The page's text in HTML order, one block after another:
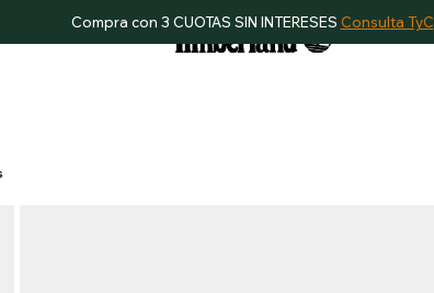
Compra con 3 CUOTAS SIN INTERESES Consulta TyC